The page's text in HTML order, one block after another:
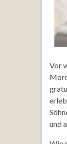
Vor
und